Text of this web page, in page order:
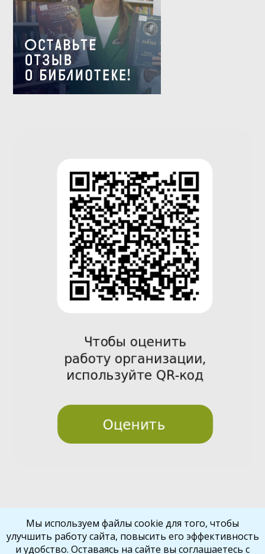
vio
t
Мы используем файлы cookie для того, чтобы
улучшить работу сайта, повысить его эффективность
и удобство. Оставаясь на сайте вы соглашаетесь с